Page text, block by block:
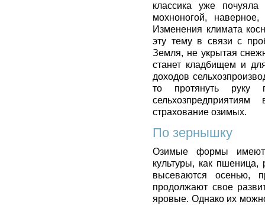
классика уже
мохноногой,
Изменения климата
эту тему в связи с
Земля, не укрытая
станет кладбищем и
доходов
то протянуть
страхование озимых.
По зернышку
Озимые формы имеют
культуры, как
высеваются осенью,
продолжают свое
яровые. Однако их